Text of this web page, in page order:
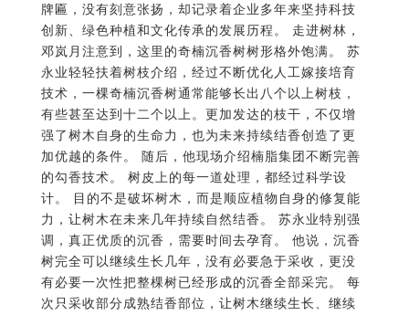
技术，一棵奇楠沉香树通常能够长出八个以上树枝，
有些甚至达到十二个以上。更加发达的枝干，不仅增
强了树木自身的生命力，也为未来持续结香创造了更
加优越的条件。 随后，他现场介绍楠脂集团不断完善
的勾香技术。 树皮上的每一道处理，都经过科学设
计。 目的不是破坏树木，而是顺应植物自身的修复能
力，让树木在未来几年持续自然结香。 苏永业特别强
调，真正优质的沉香，需要时间去孕育。 他说，沉香
树完全可以继续生长几年，没有必要急于采收，更没
有必要一次性把整棵树已经形成的沉香全部采完。 每
次只采收部分成熟结香部位，让树木继续生长、继续
结香，不仅能够实现可持续采香，也能够让沉香经过
更长时间孕育，形成更加醇厚、更高品质的天然香
韵。 在他看来，沉香产业的发展，不只是创造经济价
值，更重要的是保护森林、尊重自然，让沉香树持续